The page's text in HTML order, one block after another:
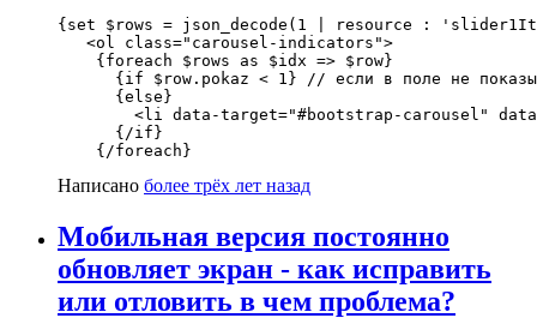
{set $rows = json_decode(1 | resource :
   <ol class="carousel-indicators">
    {foreach $rows as $idx => $row}
{if $row.pokaz < 1} // если в поле не
      {else}
<li data-target="#bootstrap-carousel"
      {/if}
    {/foreach}
Написано более трёх лет назад
Мобильная версия постоянно
обновляет экран - как исправить
или отловить в чем проблема?